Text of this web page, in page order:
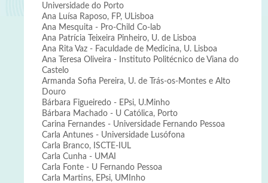
Universidade do Porto
Ana Luísa Raposo, FP, ULisboa
Ana Mesquita - Pro-Child Co-lab
Ana Patrícia Teixeira Pinheiro, U. de Lisboa
Ana Rita Vaz - Faculdade de Medicina, U. Lisboa
Ana Teresa Oliveira - Instituto Politécnico de Viana do
Castelo
Armanda Sofia Pereira, U. de Trás-os-Montes e Alto
Douro
Bárbara Figueiredo - EPsi, U.Minho
Bárbara Machado - U Católica, Porto
Carina Fernandes - Universidade Fernando Pessoa
Carla Antunes - Universidade Lusófona
Carla Branco, ISCTE-IUL
Carla Cunha - UMAI
Carla Fonte - U Fernando Pessoa
Carla Martins, EPsi, UMInho